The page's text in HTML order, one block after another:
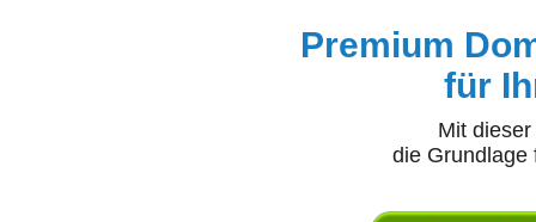
Premium
für
Mit
die